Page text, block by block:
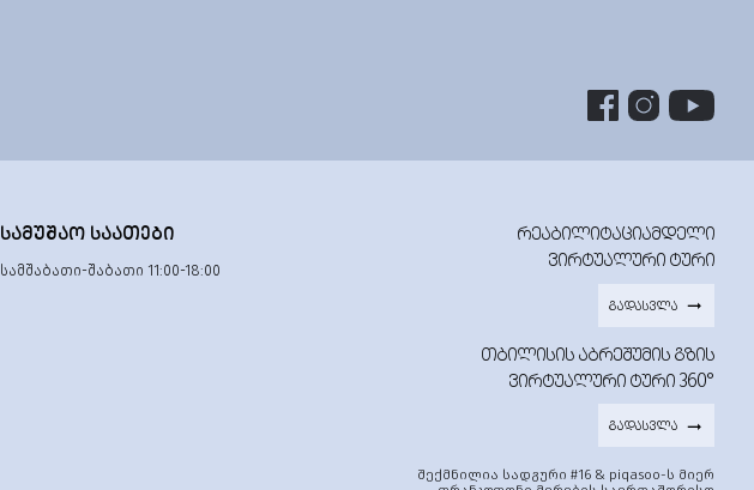
ᲡᲐᲛᲣᲨᲐᲝ ᲡᲐᲐᲗᲔᲑᲘ
სამშაბათი-შაბათი 11:00-18:00
ᲠᲔᲐᲑᲘᲚᲘᲢᲐᲪᲘᲐᲛᲓᲔᲚᲘ
ᲕᲘᲠᲢᲣᲐᲚᲣᲠᲘ ᲢᲣᲠᲘ
ᲒᲐᲓᲐᲡᲕᲚᲐ
ᲗᲑᲘᲚᲘᲡᲘᲡ ᲐᲑᲠᲔᲨᲣᲛᲘᲡ ᲒᲖᲘᲡ
ᲕᲘᲠᲢᲣᲐᲚᲣᲠᲘ ᲢᲣᲠᲘ 360°
ᲒᲐᲓᲐᲡᲕᲚᲐ
შექმნილია სადგური #16 & piqasoo-ს მიერ